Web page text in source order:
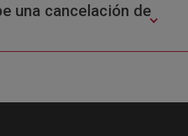
una cancelación de